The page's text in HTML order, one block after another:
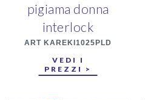
pigiama donna
interlock
ART KAREKI1025PLD
VEDI I
PREZZI >